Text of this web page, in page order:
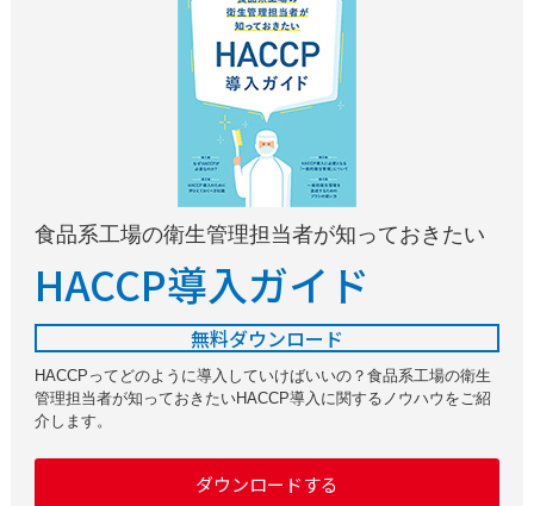
食品系工場の衛生管理担当者が知っておきたい
HACCP導入ガイド
無料ダウンロード
HACCPってどのように導入していけばいいの？食品系工場の衛生
管理担当者が知っておきたいHACCP導入に関するノウハウをご紹
介します。
ダウンロードする